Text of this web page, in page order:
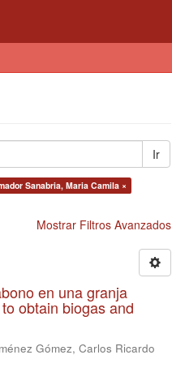
Ir
Sanabria, Maria Camila ×
Mostrar Filtros Avanzados
en una granja
obtain biogas and
Gómez, Carlos Ricardo